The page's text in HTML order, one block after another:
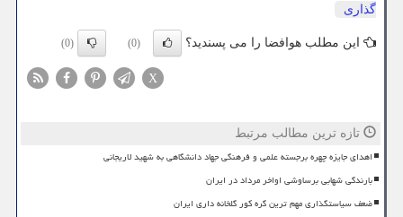
گذاری
این مطلب هوافضا را می پسندید؟ (0)
(0)
X
تازه ترین مطالب مرتبط
اهدای جایزه چهره برجسته علمی و فرهنگی جهاد دانشگاهی به شهید لاریجانی
بارندگی شهابی برساوشی اواخر مرداد در ایران
ضعف سیاستگذاری مهم ترین گره کور گلخانه داری ایران